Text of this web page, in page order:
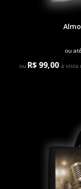
ou
ou R$ 99,00 à vista